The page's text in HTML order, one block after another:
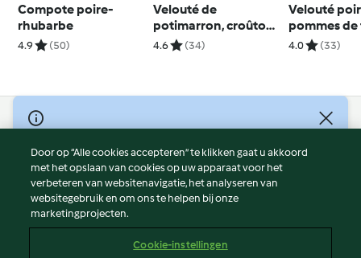
Compote poire-
rhubarbe
4.9 (50)
Velouté de
potimarron, croûtons
à l’huile de truffe
4.6 (34)
Velouté
pommes
reblochon
4.0 (33)
© Copyright 2026
Gebruiksvoorwaarden
Privacybeleid
Disclaimer
Colofon
Door op “Alle cookies accepteren” te klikken gaat u akkoord
met het opslaan van cookies op uw apparaat voor het
verbeteren van websitenavigatie, het analyseren van
websitegebruik en om ons te helpen bij onze
marketingprojecten.
Cookie-instellingen